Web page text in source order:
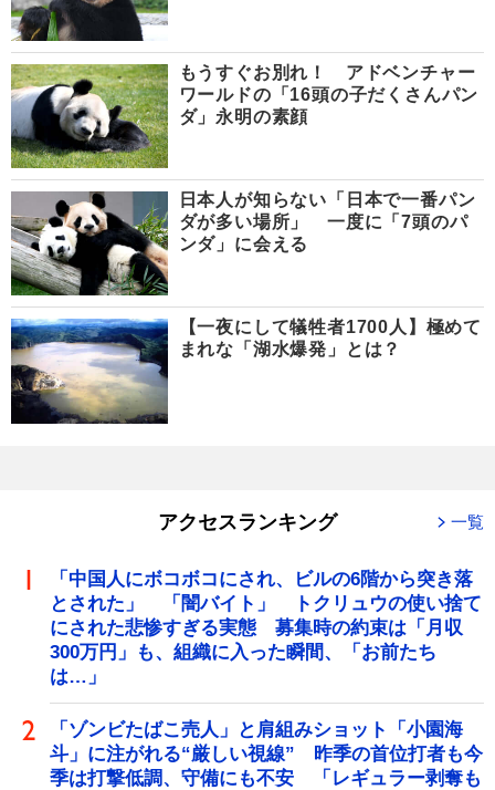
もうすぐお別れ！ アドベンチャー
ワールドの「16頭の子だくさんパン
ダ」永明の素顔
日本人が知らない「日本で一番パン
ダが多い場所」 一度に「7頭のパ
ンダ」に会える
【一夜にして犠牲者1700人】極めて
まれな「湖水爆発」とは？
アクセスランキング 一覧
「中国人にボコボコにされ、ビルの6階から突き落
とされた」 「闇バイト」 トクリュウの使い捨て
にされた悲惨すぎる実態 募集時の約束は「月収
300万円」も、組織に入った瞬間、「お前たち
は…」
「ゾンビたばこ売人」と肩組みショット「小園海
斗」に注がれる“厳しい視線” 昨季の首位打者も今
季は打撃低調、守備にも不安 「レギュラー剥奪も